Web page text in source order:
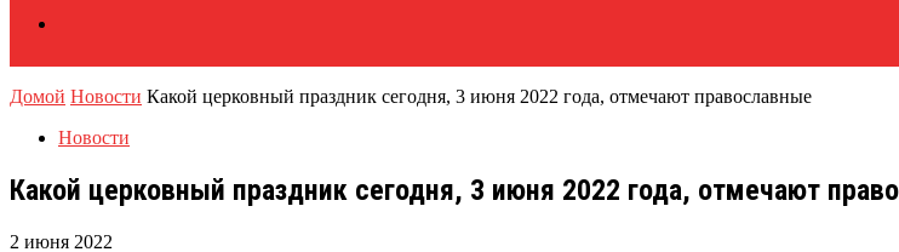
Домой Новости Какой церковный праздник сегодня, 3 июня 2022 года, отмечают православные
Новости
Какой церковный праздник сегодня, 3 июня 2022 года, отмечают
2 июня 2022